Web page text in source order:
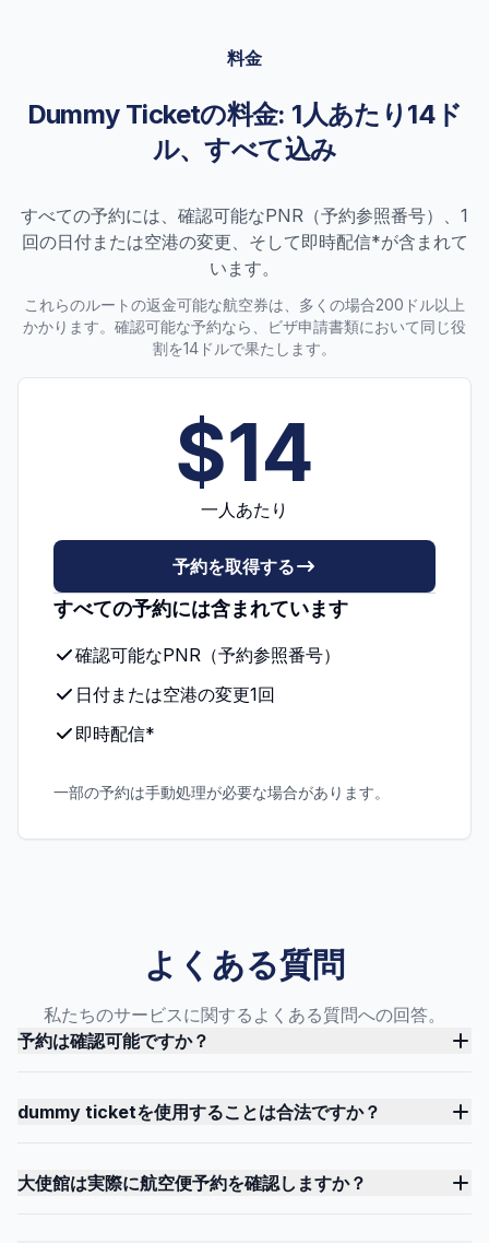
料金
Dummy Ticketの料金: 1人あたり14ド
ル、すべて込み
すべての予約には、確認可能なPNR（予約参照番号）、1
回の日付または空港の変更、そして即時配信*が含まれて
います。
これらのルートの返金可能な航空券は、多くの場合200ドル以上
かかります。確認可能な予約なら、ビザ申請書類において同じ役
割を14ドルで果たします。
$14
一人あたり
予約を取得する
すべての予約には含まれています
確認可能なPNR（予約参照番号）
日付または空港の変更1回
即時配信*
一部の予約は手動処理が必要な場合があります。
よくある質問
私たちのサービスに関するよくある質問への回答。
予約は確認可能ですか？
dummy ticketを使用することは合法ですか？
大使館は実際に航空便予約を確認しますか？